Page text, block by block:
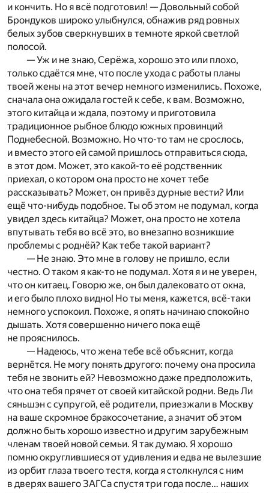
и кончить. Но я всё подготовил! — Довольный собой
Брондуков широко улыбнулся, обнажив ряд ровных
белых зубов сверкнувших в темноте яркой светлой
полосой.
— Уж и не знаю, Серёжа, хорошо это или плохо,
только сдаётся мне, что после ухода с работы планы
твоей жены на этот вечер немного изменились. Похоже,
сначала она ожидала гостей к себе, к вам. Возможно,
этого китайца и ждала, поэтому и приготовила
традиционное рыбное блюдо южных провинций
Поднебесной. Возможно. Но что-то там не срослось,
и вместо этого ей самой пришлось отправиться сюда,
в этот дом. Может, это какой-то её родственник
приехал, о котором она просто не хочет тебе
рассказывать? Может, он привёз дурные вести? Или
ещё что-нибудь подобное. Ты об этом не подумал, когда
увидел здесь китайца? Может, она просто не хотела
впутывать тебя во всё это, во внезапно возникшие
проблемы с роднёй? Как тебе такой вариант?
— Не знаю. Это мне в голову не пришло, если
честно. О таком я как-то не подумал. Хотя я и не уверен,
что он китаец. Говорю же, он был далековато от окна,
и его было плохо видно! Но ты меня, кажется, всё-таки
немного успокоил. Похоже, я опять начинаю спокойно
дышать. Хотя совершенно ничего пока ещё
не прояснилось.
— Надеюсь, что жена тебе всё объяснит, когда
вернётся. Не могу понять другого: почему она просила
тебя не звонить ей? Невозможно даже предположить,
что она тебя прячет от своей китайской родни. Ведь Ли
сяньшэн с супругой, её родители, приезжали в Москву
на ваше скромное бракосочетание, а значит об этом
должно быть хорошо известно и другим зарубежным
членам твоей новой семьи. Я так думаю. Я хорошо
помню округлившиеся от удивления и едва не вылезшие
из орбит глаза твоего тестя, когда я столкнулся с ним
в дверях вашего ЗАГСа спустя три года после… наших